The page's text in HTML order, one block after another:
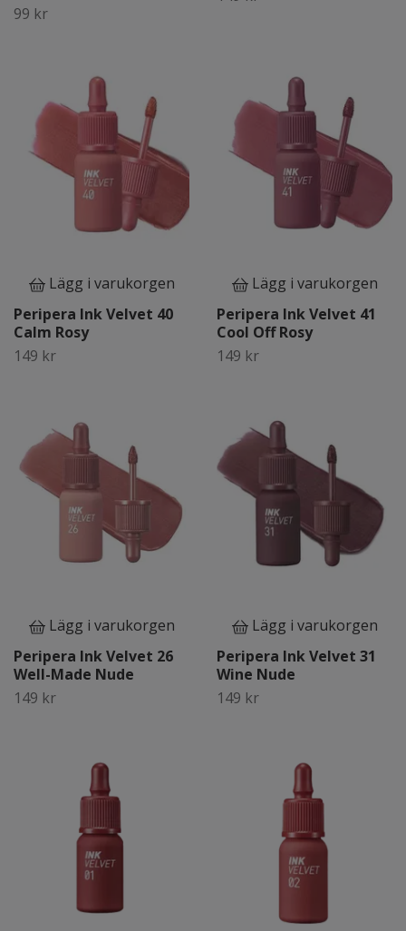
99 kr
Lägg i varukorgen
Peripera Ink Velvet 40
Calm Rosy
149 kr
Lägg i varukorgen
Peripera Ink Velvet 41
Cool Off Rosy
149 kr
Lägg i varukorgen
Peripera Ink Velvet 26
Well-Made Nude
149 kr
Lägg i varukorgen
Peripera Ink Velvet 31
Wine Nude
149 kr